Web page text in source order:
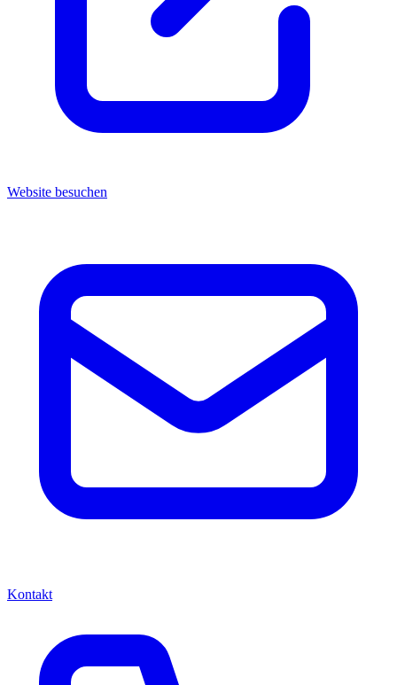
Website besuchen
Kontakt